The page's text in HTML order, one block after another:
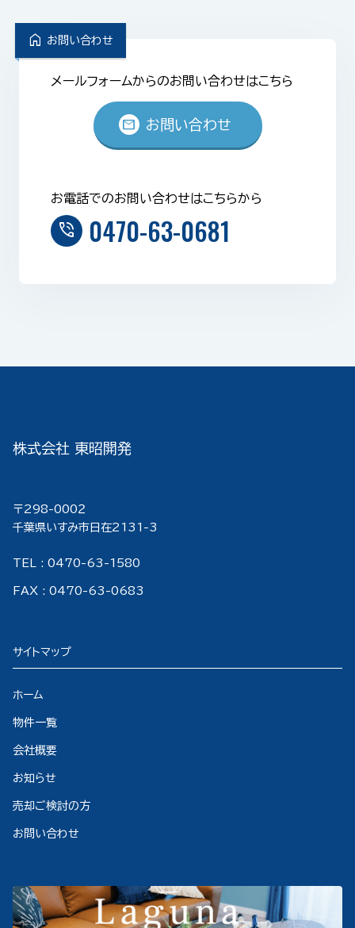
home お問い合わせ
メールフォームからのお問い合わせはこちら
mail お問い合わせ
お電話でのお問い合わせはこちらから
phone_in_talk 0470-63-0681
株式会社 東昭開発
〒298-000２
千葉県いすみ市日在2131-3
TEL : 0470-63-1580
FAX : 0470-63-0683
サイトマップ
ホーム
物件一覧
会社概要
お知らせ
売却ご検討の方
お問い合わせ